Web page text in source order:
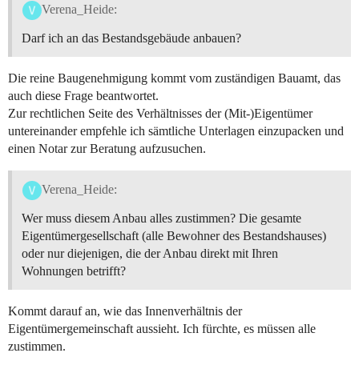
Verena_Heide:
Darf ich an das Bestandsgebäude anbauen?
Die reine Baugenehmigung kommt vom zuständigen Bauamt, das
auch diese Frage beantwortet.
Zur rechtlichen Seite des Verhältnisses der (Mit-)Eigentümer
untereinander empfehle ich sämtliche Unterlagen einzupacken und
einen Notar zur Beratung aufzusuchen.
Verena_Heide:
Wer muss diesem Anbau alles zustimmen? Die gesamte
Eigentümergesellschaft (alle Bewohner des Bestandshauses)
oder nur diejenigen, die der Anbau direkt mit Ihren
Wohnungen betrifft?
Kommt darauf an, wie das Innenverhältnis der
Eigentümergemeinschaft aussieht. Ich fürchte, es müssen alle
zustimmen.